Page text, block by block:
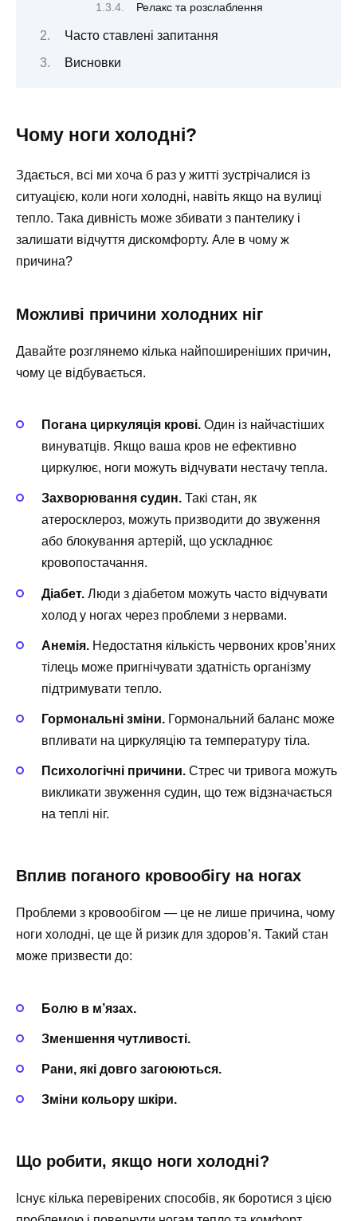
Релакс та розслаблення
Часто ставлені запитання
Висновки
Чому ноги холодні?
Здається, всі ми хоча б раз у житті зустрічалися із
ситуацією, коли ноги холодні, навіть якщо на вулиці
тепло. Така дивність може збивати з пантелику і
залишати відчуття дискомфорту. Але в чому ж
причина?
Можливі причини холодних ніг
Давайте розглянемо кілька найпоширеніших причин,
чому це відбувається.
Погана циркуляція крові. Один із найчастіших
винуватців. Якщо ваша кров не ефективно
циркулює, ноги можуть відчувати нестачу тепла.
Захворювання судин. Такі стан, як
атеросклероз, можуть призводити до звуження
або блокування артерій, що ускладнює
кровопостачання.
Діабет. Люди з діабетом можуть часто відчувати
холод у ногах через проблеми з нервами.
Анемія. Недостатня кількість червоних кров’яних
тілець може пригнічувати здатність організму
підтримувати тепло.
Гормональні зміни. Гормональний баланс може
впливати на циркуляцію та температуру тіла.
Психологічні причини. Стрес чи тривога можуть
викликати звуження судин, що теж відзначається
на теплі ніг.
Вплив поганого кровообігу на ногах
Проблеми з кровообігом — це не лише причина, чому
ноги холодні, це ще й ризик для здоров’я. Такий стан
може призвести до:
Болю в м’язах.
Зменшення чутливості.
Рани, які довго загоюються.
Зміни кольору шкіри.
Що робити, якщо ноги холодні?
Існує кілька перевірених способів, як боротися з цією